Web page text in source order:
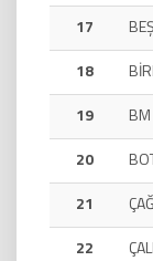
17
18
19
20
21
22